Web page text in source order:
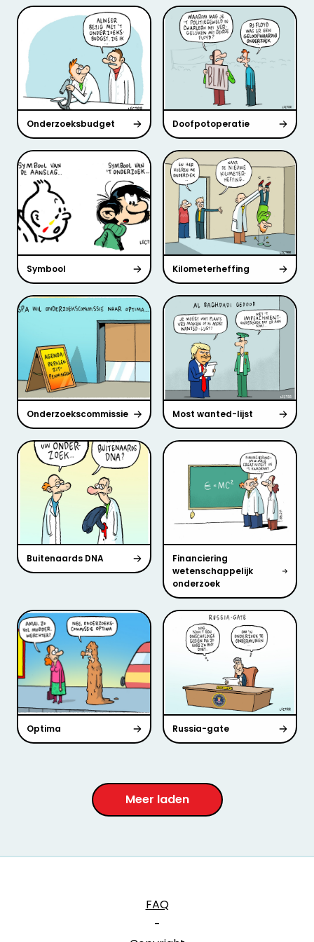
Onderzoeksbudget Doofpotoperatie
Symbool Kilometerheffing
Onderzoekscommissie Most wanted-lijst
Buitenaards DNA
Financiering
wetenschappelijk
onderzoek
Optima Russia-gate
Meer laden
FAQ
-